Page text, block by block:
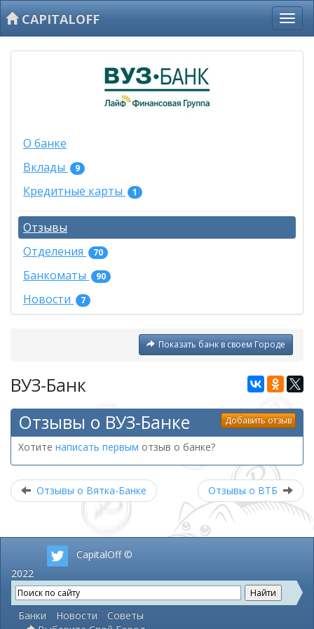
CAPITALOFF
О банке
Вклады
9
Кредитные карты 1
Отзывы
Отделения
70
Банкоматы 90
Новости 7
Показать банк в своем Городе
ВУЗ-Банк
Отзывы о ВУЗ-Банке
Добавить отзыв
Хотите написать первым отзыв о банке?
Отзывы о Вятка-Банке Отзывы о ВТБ
CapitalOff ©
2022
Банки Новости
Советы